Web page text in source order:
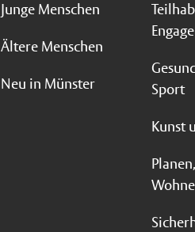
Junge Menschen
Ältere Menschen
Neu in Münster
Sport
Kunst